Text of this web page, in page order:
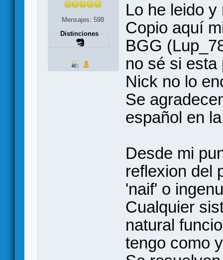
Mensajes: 598
Distinciones
Lo he leido
Copio aquí
BGG
no sé si
Nick no lo
Se
español en
Desde mi
reflexion del
'naif' o
Cualquier
natural
tengo como